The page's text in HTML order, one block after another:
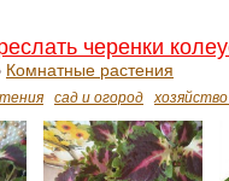
черенки
Комнатные растения
сад и огород